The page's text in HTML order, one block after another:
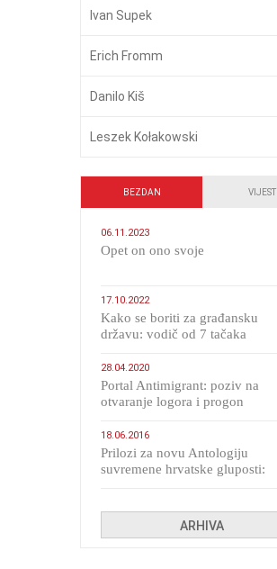
Ivan Supek
Erich Fromm
Danilo Kiš
Leszek Kołakowski
BEZDAN VIJESTI
06.11.2023
​Opet on ono svoje
17.10.2022
Kako se boriti za građansku
državu: vodič od 7 tačaka
28.04.2020
Portal Antimigrant: poziv na
otvaranje logora i progon
18.06.2016
Prilozi za novu Antologiju
suvremene hrvatske gluposti:
ARHIVA